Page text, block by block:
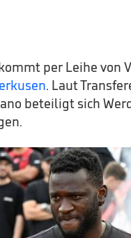
per Leihe von
. Laut
beteiligt sich